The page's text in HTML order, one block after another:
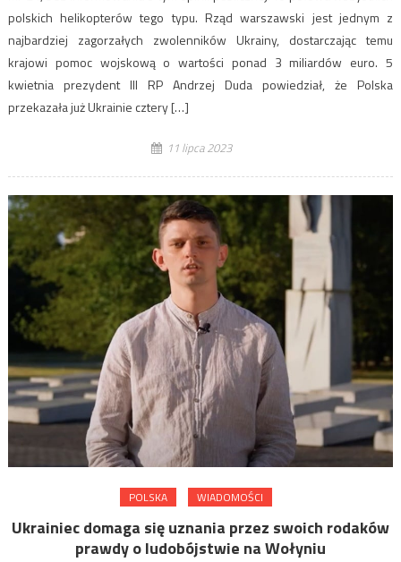
polskich helikopterów tego typu. Rząd warszawski jest jednym z
najbardziej zagorzałych zwolenników Ukrainy, dostarczając temu
krajowi pomoc wojskową o wartości ponad 3 miliardów euro. 5
kwietnia prezydent III RP Andrzej Duda powiedział, że ​​Polska
przekazała już Ukrainie cztery […]
11 lipca 2023
POLSKA WIADOMOŚCI
Ukrainiec domaga się uznania przez swoich rodaków
prawdy o ludobójstwie na Wołyniu